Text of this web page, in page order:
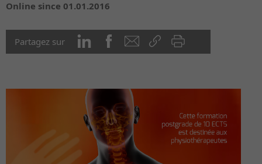
Online since 01.01.2016
Partagez sur